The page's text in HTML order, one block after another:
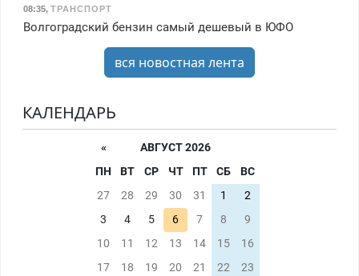
08:35, ТРАНСПОРТ
Волгоградский бензин самый дешевый в ЮФО
вся новостная лента
КАЛЕНДАРЬ
«
АВГУСТ 2026
ПН
ВТ СР ЧТ ПТ СБ
ВС
27
28 29 30 31 1
2
3
4 5 6 7 8
9
10
11 12 13 14 15
16
17
18 19 20 21 22
23